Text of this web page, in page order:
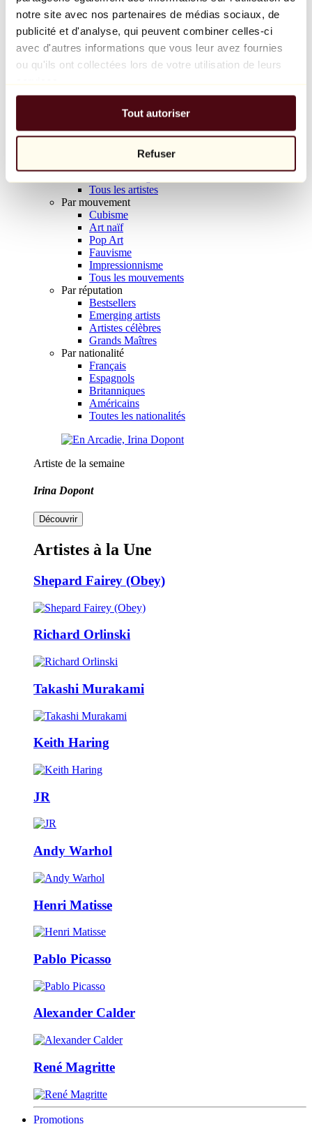
notre site avec nos partenaires de médias sociaux, de
publicité et d'analyse, qui peuvent combiner celles-ci
avec d'autres informations que vous leur avez fournies
ou qu'ils ont collectées lors de votre utilisation de leurs
Tout autoriser
Refuser
Balloon Dog (Orange)
Jeff Koons
10 000 €
Parcourir
Tous les sculpteurs
Tous les photographes
Tous les artistes
Par mouvement
Cubisme
Art naïf
Pop Art
Fauvisme
Impressionnisme
Tous les mouvements
Par réputation
Bestsellers
Emerging artists
Artistes célèbres
Grands Maîtres
Par nationalité
Français
Espagnols
Britanniques
Américains
Toutes les nationalités
Artiste de la semaine
Irina Dopont
Découvrir
Artistes à la Une
Shepard Fairey (Obey)
Richard Orlinski
Takashi Murakami
Keith Haring
JR
Andy Warhol
Henri Matisse
Pablo Picasso
Alexander Calder
René Magritte
Promotions